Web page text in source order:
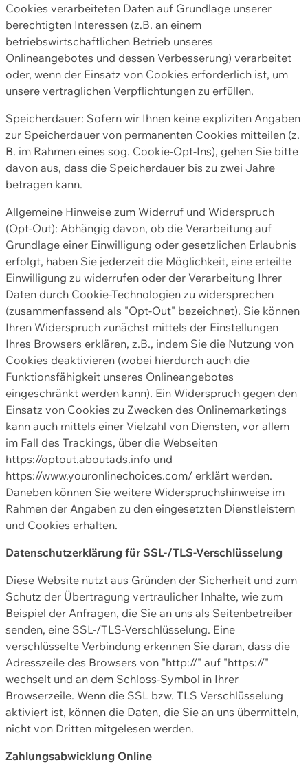
Cookies verarbeiteten Daten auf Grundlage unserer
berechtigten Interessen (z.B. an einem
betriebswirtschaftlichen Betrieb unseres
Onlineangebotes und dessen Verbesserung) verarbeitet
oder, wenn der Einsatz von Cookies erforderlich ist, um
unsere vertraglichen Verpflichtungen zu erfüllen.
Speicherdauer: Sofern wir Ihnen keine expliziten Angaben
zur Speicherdauer von permanenten Cookies mitteilen (z.
B. im Rahmen eines sog. Cookie-Opt-Ins), gehen Sie bitte
davon aus, dass die Speicherdauer bis zu zwei Jahre
betragen kann.
Allgemeine Hinweise zum Widerruf und Widerspruch
(Opt-Out): Abhängig davon, ob die Verarbeitung auf
Grundlage einer Einwilligung oder gesetzlichen Erlaubnis
erfolgt, haben Sie jederzeit die Möglichkeit, eine erteilte
Einwilligung zu widerrufen oder der Verarbeitung Ihrer
Daten durch Cookie-Technologien zu widersprechen
(zusammenfassend als "Opt-Out" bezeichnet). Sie können
Ihren Widerspruch zunächst mittels der Einstellungen
Ihres Browsers erklären, z.B., indem Sie die Nutzung von
Cookies deaktivieren (wobei hierdurch auch die
Funktionsfähigkeit unseres Onlineangebotes
eingeschränkt werden kann). Ein Widerspruch gegen den
Einsatz von Cookies zu Zwecken des Onlinemarketings
kann auch mittels einer Vielzahl von Diensten, vor allem
im Fall des Trackings, über die Webseiten
https://optout.aboutads.info und
https://www.youronlinechoices.com/ erklärt werden.
Daneben können Sie weitere Widerspruchshinweise im
Rahmen der Angaben zu den eingesetzten Dienstleistern
und Cookies erhalten.
Datenschutzerklärung für SSL-/TLS-Verschlüsselung
Diese Website nutzt aus Gründen der Sicherheit und zum
Schutz der Übertragung vertraulicher Inhalte, wie zum
Beispiel der Anfragen, die Sie an uns als Seitenbetreiber
senden, eine SSL-/TLS-Verschlüsselung. Eine
verschlüsselte Verbindung erkennen Sie daran, dass die
Adresszeile des Browsers von "http://" auf "https://"
wechselt und an dem Schloss-Symbol in Ihrer
Browserzeile. Wenn die SSL bzw. TLS Verschlüsselung
aktiviert ist, können die Daten, die Sie an uns übermitteln,
nicht von Dritten mitgelesen werden.
Zahlungsabwicklung Online